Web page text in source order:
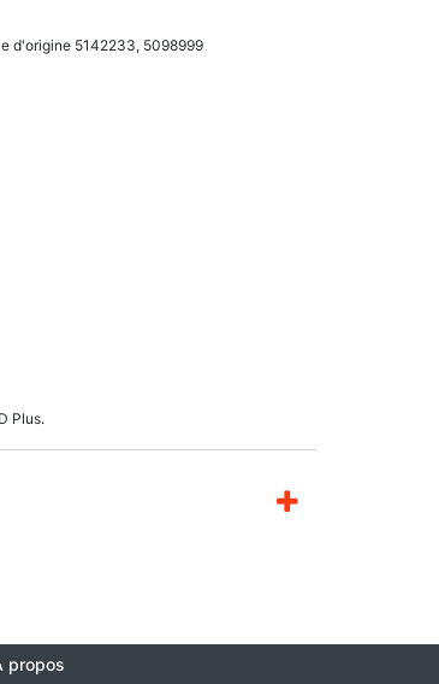
d'origine 5142233, 5098999
Plus.
propos